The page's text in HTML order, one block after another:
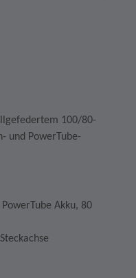
100/80-
und PowerTube-
Akku, 80